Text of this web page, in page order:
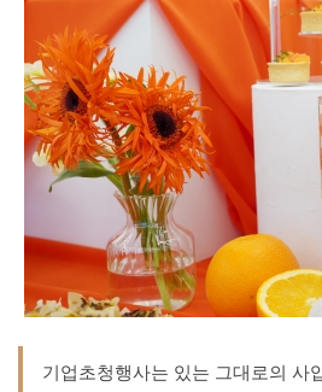
기업초청행사는 있는 그대로의 사